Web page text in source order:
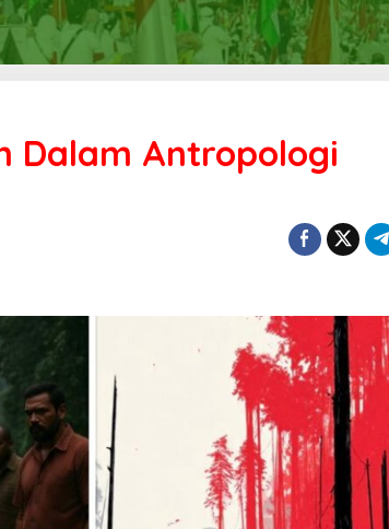
Dalam Antropologi